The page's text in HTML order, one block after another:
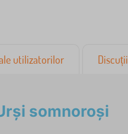
utilizatorilor Discuții
somnoroși